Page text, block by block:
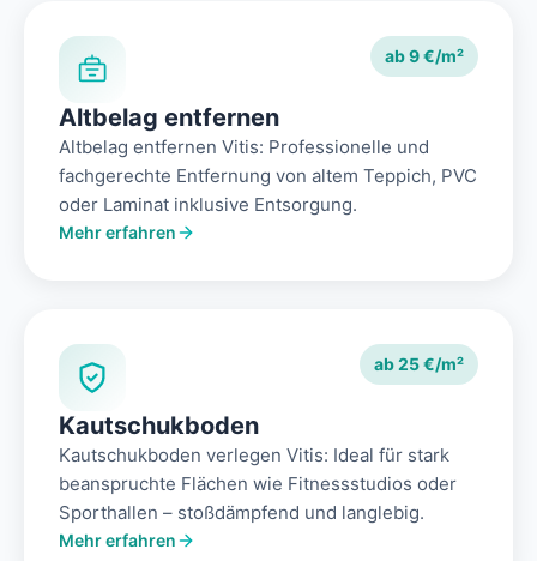
ab 9 €/m²
Altbelag entfernen
Altbelag entfernen Vitis: Professionelle und
fachgerechte Entfernung von altem Teppich, PVC
oder Laminat inklusive Entsorgung.
Mehr erfahren
ab 25 €/m²
Kautschukboden
Kautschukboden verlegen Vitis: Ideal für stark
beanspruchte Flächen wie Fitnessstudios oder
Sporthallen – stoßdämpfend und langlebig.
Mehr erfahren